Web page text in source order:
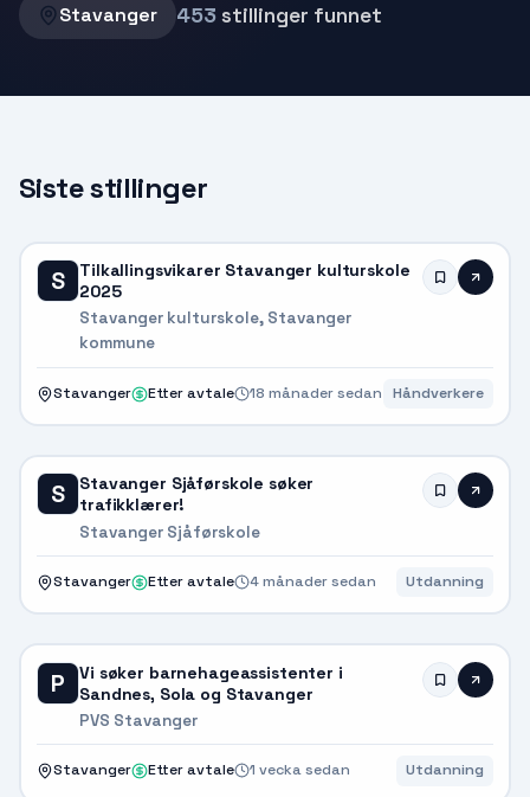
Stavanger 453stillinger funnet
Siste stillinger
S
Tilkallingsvikarer Stavanger kulturskole
2025
Stavanger kulturskole, Stavanger
kommune
Stavanger Etter avtale 18 månader sedan Håndverkere
S
Stavanger Sjåførskole søker
trafikklærer!
Stavanger Sjåførskole
Stavanger Etter avtale 4 månader sedan Utdanning
P
Vi søker barnehageassistenter i
Sandnes, Sola og Stavanger
PVS Stavanger
Stavanger Etter avtale 1 vecka sedan Utdanning